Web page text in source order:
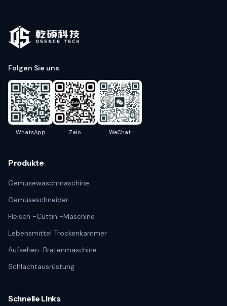
Folgen Sie uns
WhatsApp Zalo WeChat
Produkte
Gemüsewaschmaschine
Gemüseschneider
Fleisch -Cuttin -Maschine
Lebensmittel Trockenkammer
Aufsehen-Bratenmaschine
Schlachtausrüstung
Schnelle Links